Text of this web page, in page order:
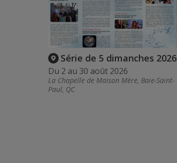
Série de 5 dimanches 2026
Du 2 au 30 août 2026
La Chapelle de Maison Mère, Baie-Saint-
Paul, QC